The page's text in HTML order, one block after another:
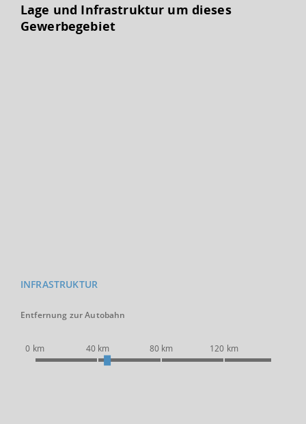
Lage und Infrastruktur um dieses
Gewerbegebiet
INFRASTRUKTUR
Entfernung zur Autobahn
0 km 40 km 80 km 120 km